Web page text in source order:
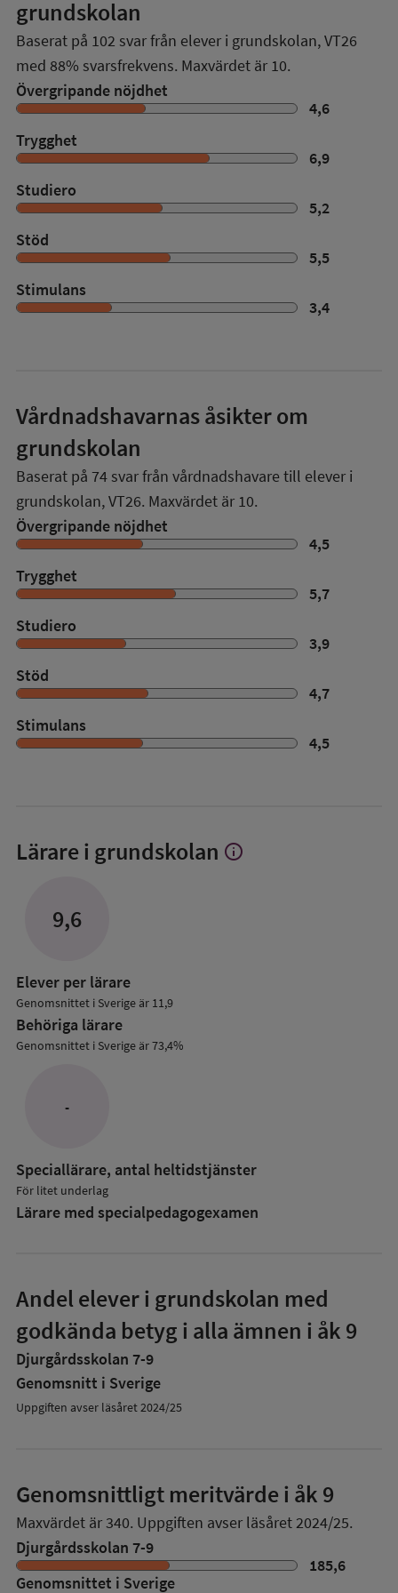
grundskolan
Baserat på 102 svar från elever i grundskolan,VT26
med 88% svarsfrekvens. Maxvärdet är 10.
Övergripande nöjdhet
4,6
Trygghet
6,9
Studiero
5,2
Stöd
5,5
Stimulans
3,4
Vårdnadshavarnas åsikter om
grundskolan
Baserat på 74 svar från vårdnadshavare till elever i
grundskolan,VT26. Maxvärdet är 10.
Övergripande nöjdhet
4,5
Trygghet
5,7
Studiero
3,9
Stöd
4,7
Stimulans
4,5
Lärare i grundskolan Visa
info
9,6
Elever per lärare
Genomsnittet i Sverige är 11,9
Behöriga lärare
Genomsnittet i Sverige är 73,4%
-
Speciallärare, antal heltidstjänster
För litet underlag
Lärare med specialpedagog­examen
Andel elever i grundskolan med
godkända betyg i alla ämnen i åk 9
Djurgårdsskolan 7-9
Genomsnitt i Sverige
Uppgiften avser läsåret 2024/25
Genomsnittligt meritvärde i åk 9
Maxvärdet är 340. Uppgiften avser läsåret 2024/25.
Djurgårdsskolan 7-9
185,6
Genomsnittet i Sverige